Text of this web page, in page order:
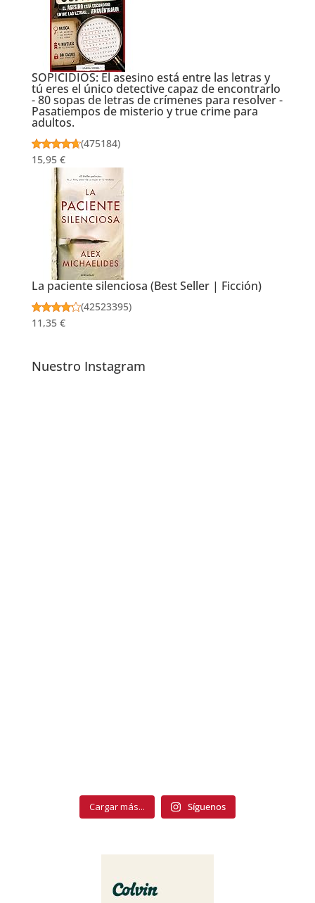
SOPICIDIOS: El asesino está entre las letras y
tú eres el único detective capaz de encontrarlo
- 80 sopas de letras de crímenes para resolver -
Pasatiempos de misterio y true crime para
adultos.
(475184)
15,95 €
La paciente silenciosa (Best Seller | Ficción)
(42523395)
11,35 €
Nuestro Instagram
Cargar más... Síguenos